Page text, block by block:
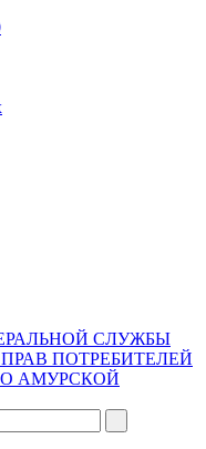
СЛУЖБЫ
ПОТРЕБИТЕЛЕЙ
АМУРСКОЙ